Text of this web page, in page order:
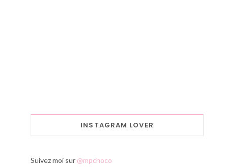
INSTAGRAM LOVER
Suivez moi sur @mpchoco